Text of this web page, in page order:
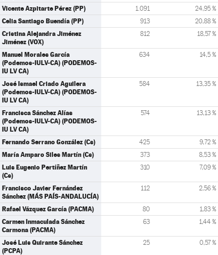
Vicente Azpitarte Pérez (PP) 1.091 24,95 %
Celia Santiago Buendía (PP) 913 20,88 %
Cristina Alejandra Jiménez
Jiménez (VOX)
812 18,57 %
Manuel Morales García
(Podemos-IULV-CA) (PODEMOS-
IU LV CA)
634 14,5 %
José Ismael Criado Aguilera
(Podemos-IULV-CA) (PODEMOS-
IU LV CA)
584 13,35 %
Francisca Sánchez Alías
(Podemos-IULV-CA) (PODEMOS-
IU LV CA)
574 13,13 %
Fernando Serrano González (Cs) 425 9,72 %
María Amparo Siles Martín (Cs) 373 8,53 %
Luis Eugenio Pertíñez Martín
(Cs)
310 7,09 %
Francisco Javier Fernández
Sánchez (MÁS PAÍS-ANDALUCÍA)
112 2,56 %
Rafael Vázquez García (PACMA) 80 1,83 %
Carmen Inmaculada Sánchez
Carmona (PACMA)
63 1,44 %
José Luis Quirante Sánchez
(PCPA)
25 0,57 %